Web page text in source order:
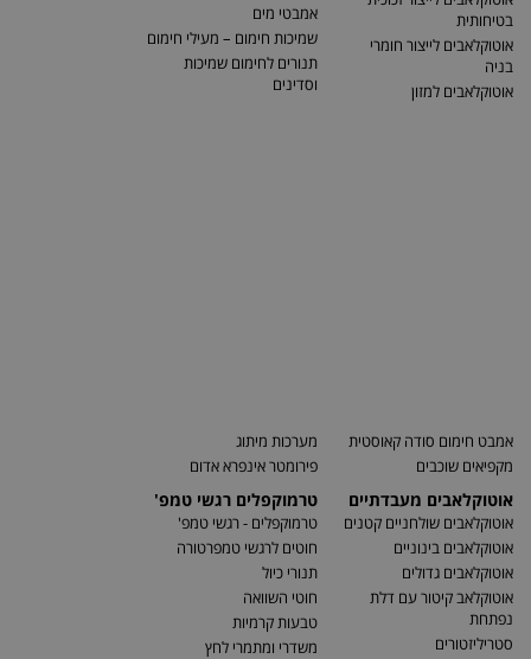
בטיחותית
אוטוקלאבים לייצור חומרי
בניה
אוטוקלאבים למזון
אמבטי מים
שמיכות חימום – מעילי חימום
תנורים לחימום שמיכות
וסדינים
אמבט חימום סודה קאוסטית
מקפיאים שוכבים
אוטוקלאבים מעבדתיים
אוטוקלאבים שולחניים קטנים
אוטוקלאבים בינוניים
אוטוקלאבים גדולים
אוטוקלאב קיטור עם דלת
נפתחת
סטריליזטורים
מערכות מיתוג
פירומטר אינפרא אדום
טרמוקפלים רגשי טמפ'
טרמוקפלים - רגשי טמפ'
חוטים לרגשי טמפרטורה
תנורי כיול
חוטי השוואה
טבעות קרמיות
משדרי ומתמרי לחץ